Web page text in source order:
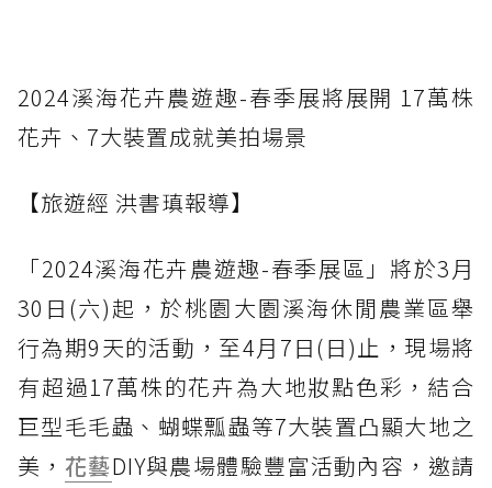
2024溪海花卉農遊趣-春季展將展開 17萬株
花卉、7大裝置成就美拍場景
【旅遊經 洪書瑱報導】
「2024溪海花卉農遊趣-春季展區」將於3月
30日(六)起，於桃園大園溪海休閒農業區舉
行為期9天的活動，至4月7日(日)止，現場將
有超過17萬株的花卉為大地妝點色彩，結合
巨型毛毛蟲、蝴蝶瓢蟲等7大裝置凸顯大地之
美， 花藝DIY與農場體驗豐富活動內容，邀請